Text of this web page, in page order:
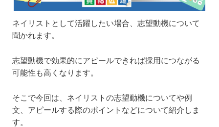
ネイリストとして活躍したい場合、志望動機について
聞かれます。
志望動機で効果的にアピールできれば採用につながる
可能性も高くなります。
そこで今回は、ネイリストの志望動機についてや例
文、アピールする際のポイントなどについて紹介しま
す。